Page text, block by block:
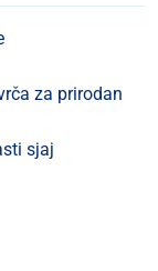
za prirodan
sjaj